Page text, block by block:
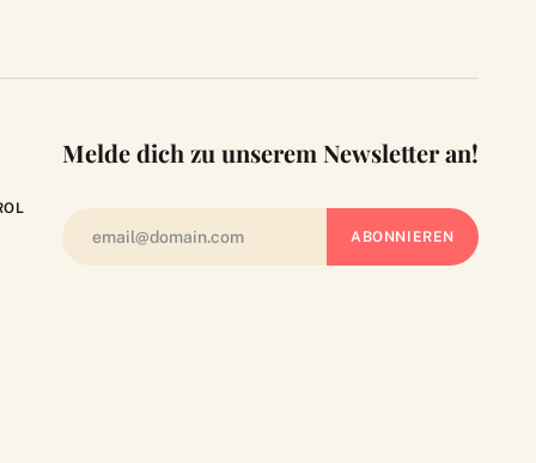
Melde dich zu unserem Newsletter an!